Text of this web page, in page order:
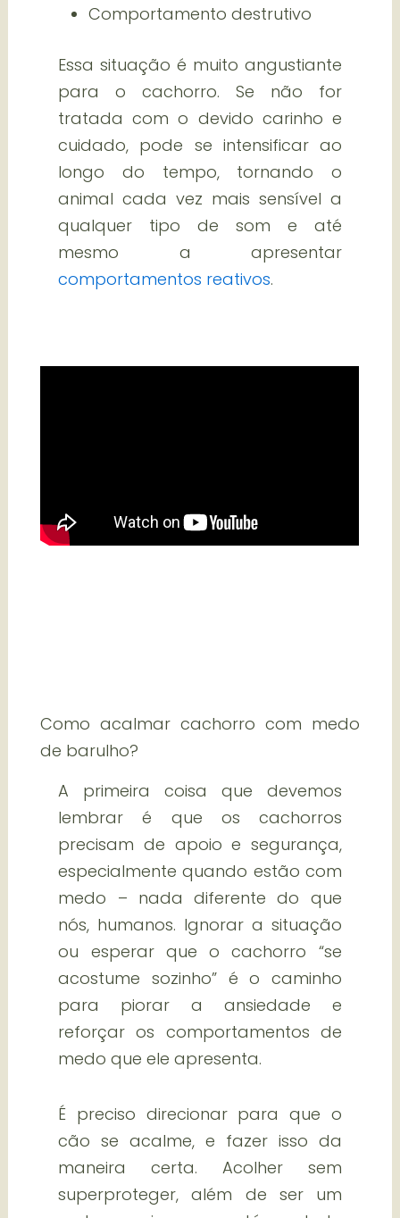
Comportamento destrutivo
Essa situação é muito angustiante
para o cachorro. Se não for
tratada com o devido carinho e
cuidado, pode se intensificar ao
longo do tempo, tornando o
animal cada vez mais sensível a
qualquer tipo de som e até
mesmo a apresentar
comportamentos reativos.
Como acalmar cachorro com medo
de barulho?
A primeira coisa que devemos
lembrar é que os cachorros
precisam de apoio e segurança,
especialmente quando estão com
medo – nada diferente do que
nós, humanos. Ignorar a situação
ou esperar que o cachorro “se
acostume sozinho” é o caminho
para piorar a ansiedade e
reforçar os comportamentos de
medo que ele apresenta.
É preciso direcionar para que o
cão se acalme, e fazer isso da
maneira certa. Acolher sem
superproteger, além de ser um